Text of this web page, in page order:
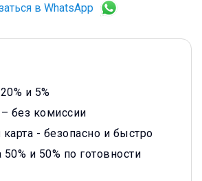
в WhatsApp
и 5%
без комиссии
- безопасно и быстро
и 50% по готовности